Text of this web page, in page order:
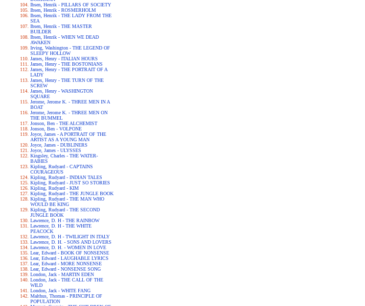
Ibsen, Henrik - PILLARS OF SOCIETY
Ibsen, Henrik - ROSMERHOLM
Ibsen, Henrik - THE LADY FROM THE
SEA
Ibsen, Henrik - THE MASTER
BUILDER
Ibsen, Henrik - WHEN WE DEAD
AWAKEN
Irving, Washington - THE LEGEND OF
SLEEPY HOLLOW
James, Henry - ITALIAN HOURS
James, Henry - THE BOSTONIANS
James, Henry - THE PORTRAIT OF A
LADY
James, Henry - THE TURN OF THE
SCREW
James, Henry - WASHINGTON
SQUARE
Jerome, Jerome K. - THREE MEN IN A
BOAT
Jerome, Jerome K. - THREE MEN ON
THE BUMMEL
Jonson, Ben - THE ALCHEMIST
Jonson, Ben - VOLPONE
Joyce, James - A PORTRAIT OF THE
ARTIST AS A YOUNG MAN
Joyce, James - DUBLINERS
Joyce, James - ULYSSES
Kingsley, Charles - THE WATER-
BABIES
Kipling, Rudyard - CAPTAINS
COURAGEOUS
Kipling, Rudyard - INDIAN TALES
Kipling, Rudyard - JUST SO STORIES
Kipling, Rudyard - KIM
Kipling, Rudyard - THE JUNGLE BOOK
Kipling, Rudyard - THE MAN WHO
WOULD BE KING
Kipling, Rudyard - THE SECOND
JUNGLE BOOK
Lawrence, D. H - THE RAINBOW
Lawrence, D. H - THE WHITE
PEACOCK
Lawrence, D. H - TWILIGHT IN ITALY
Lawrence, D. H. - SONS AND LOVERS
Lawrence, D. H. - WOMEN IN LOVE
Lear, Edward - BOOK OF NONSENSE
Lear, Edward - LAUGHABLE LYRICS
Lear, Edward - MORE NONSENSE
Lear, Edward - NONSENSE SONG
London, Jack - MARTIN EDEN
London, Jack - THE CALL OF THE
WILD
London, Jack - WHITE FANG
Malthus, Thomas - PRINCIPLE OF
POPULATION